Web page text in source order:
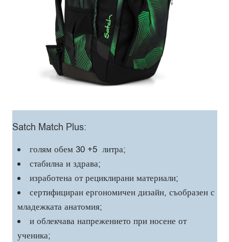
Satch Match Plus:
голям обем 30 +5 литра;
стабилна и здрава;
изработена от рециклирани материали;
сертифициран ергономичен дизайн, съобразен с
младежката анатомия;
и облекчава напрежението при носене от
ученика;